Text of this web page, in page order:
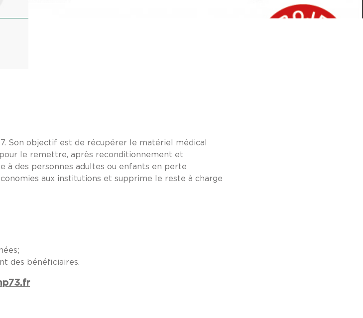
Son objectif est de récupérer le matériel médical
le remettre, après reconditionnement et
à des personnes adultes ou enfants en perte
aux institutions et supprime le reste à charge
des bénéficiaires.